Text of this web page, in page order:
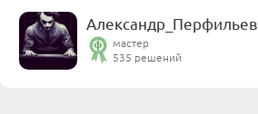
Александр_Перфильев
мастер
535 решений